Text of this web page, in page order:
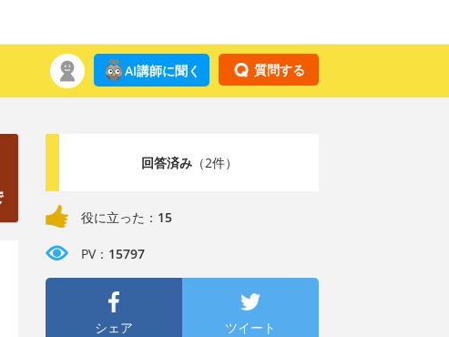
質問する
AI講師に聞く
回答済み（2件）
役に立った： 15
PV： 15797
シェア ツイート